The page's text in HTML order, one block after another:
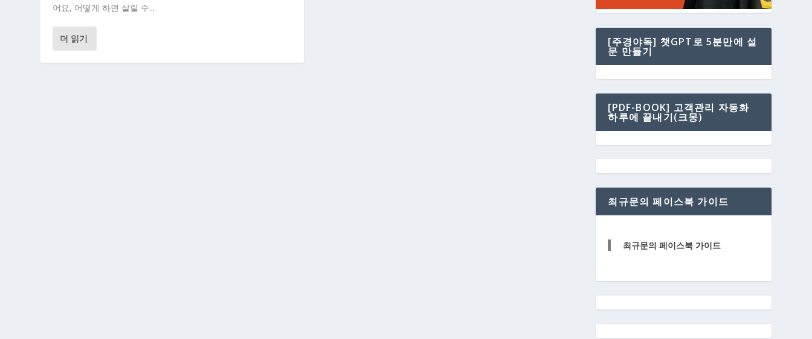
어요, 어떻게 하면 살릴 수...
더 읽기 [주경야독] 챗GPT로 5분만에 설
문 만들기
[PDF-BOOK] 고객관리 자동화
하루에 끝내기(크몽)
최규문의 페이스북 가이드
최규문의 페이스북 가이드